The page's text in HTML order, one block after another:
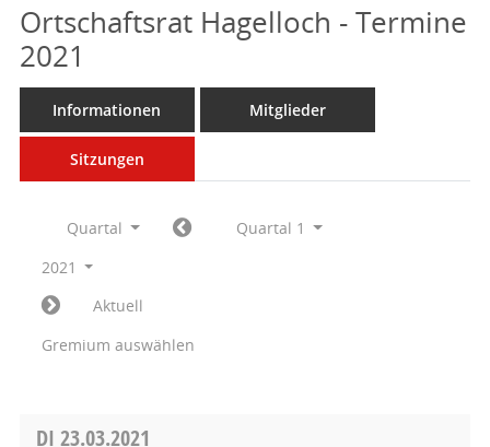
Ortschaftsrat Hagelloch - Termine
2021
Informationen Mitglieder
Sitzungen
Quartal
Quartal 1
2021
Aktuell
Gremium auswählen
DI 23.03.2021